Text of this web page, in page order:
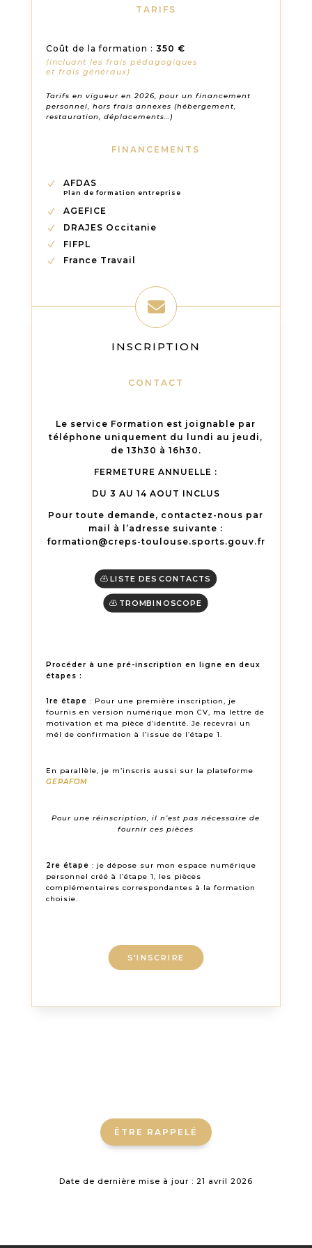
TARIFS
Coût de la formation : 350 €
(incluant les frais pédagogiques
et frais généraux)
Tarifs en vigueur en 2026, pour un financement
personnel, hors frais annexes (hébergement,
restauration, déplacements…)
FINANCEMENTS
AFDAS
Plan de formation entreprise
AGEFICE
DRAJES Occitanie
FIFPL
France Travail
INSCRIPTION
CONTACT
Le service Formation est joignable par
téléphone uniquement du lundi au jeudi,
de 13h30 à 16h30.
FERMETURE ANNUELLE :
DU 3 AU 14 AOUT INCLUS
Pour toute demande, contactez-nous par
mail à l’adresse suivante :
formation@creps-toulouse.sports.gouv.fr
LISTE DES CONTACTS
TROMBINOSCOPE
Procéder à une pré-inscription en ligne en deux
étapes :
1re étape : Pour une première inscription, je
fournis en version numérique mon CV, ma lettre de
motivation et ma pièce d’identité. Je recevrai un
mél de confirmation à l’issue de l’étape 1.
En parallèle, je m’inscris aussi sur la plateforme
GEPAFOM
Pour une réinscription, il n’est pas nécessaire de
fournir ces pièces
2re étape : je dépose sur mon espace numérique
personnel créé à l’étape 1, les pièces
complémentaires correspondantes à la formation
choisie.
S'INSCRIRE
ÊTRE RAPPELÉ
Date de dernière mise à jour : 21 avril 2026